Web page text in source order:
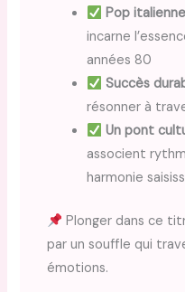
Pop
incarne
années 80
Succès
résonner à
Un pont
associent
harmonie
Plonger dans ce
par un souffle qui
émotions.